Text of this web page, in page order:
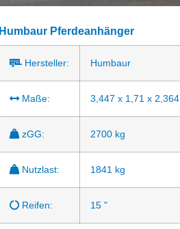
Humbaur Pferdeanhänger
Hersteller: Humbaur
Maße: 3,447 x 1,71 x 2,364
zGG: 2700 kg
Nutzlast: 1841 kg
Reifen: 15 "